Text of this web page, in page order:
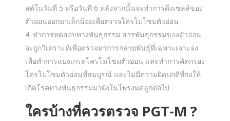
สต์ในวันที่ 5 หรือวันที่ 6 หลังจากนั้นจะทำการดึงเซลล์ของ
ตัวอ่อนออกมาเล็กน้อยเพื่อตรวจโครโมโซมตัวอ่อน
ทำการทดสอบทางพันธุกรรม สารพันธุกรรมของตัวอ่อน
จะถูกวิเคราะห์เพื่อตรวจหาการกลายพันธุ์ที่เฉพาะเจาะจง
เพื่อทำการแบ่งเกรดโครโมโซมตัวอ่อน และทำการคัดกรอง
โครโมโซมตัวอ่อนที่สมบูรณ์ และไม่มีความผิดปกติที่ก่อให้
เกิดโรคทางพันธุกรรมมาฝังในโพรงมดลูกต่อไป
ใครบ้างที่ควรตรวจ PGT-M ?